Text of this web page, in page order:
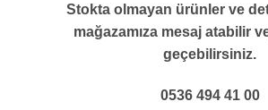
Stokta olmayan ürünler ve d
mağazamıza mesaj atabilir
geçebilirsiniz.
0536 494 41 00